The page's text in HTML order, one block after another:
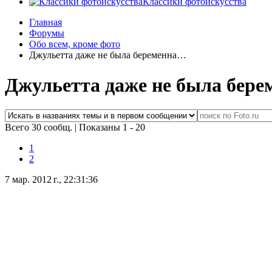
Главная
Форумы
Обо всем, кроме фото
Джульетта даже не была беременна…
Джульетта даже не была
Всего 30 сообщ. | Показаны 1 - 20
1
2
7 мар. 2012 г., 22:31:36